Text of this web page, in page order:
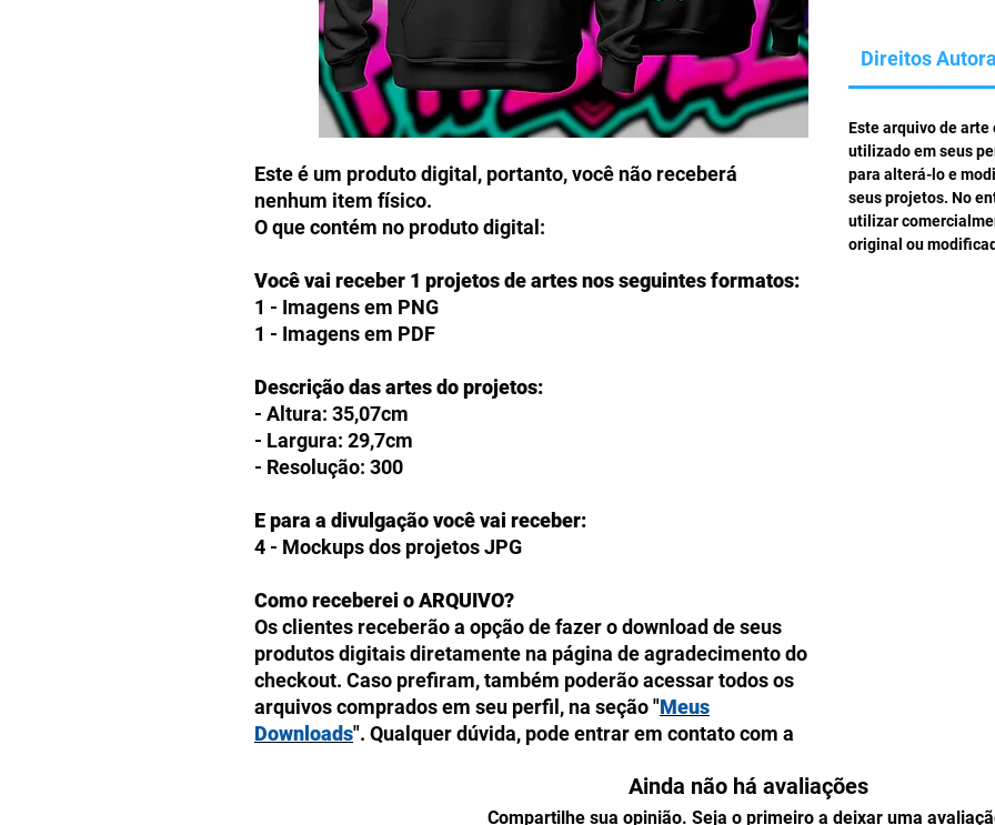
Este é um produto digital, portanto, você não receberá
nenhum item físico.
O que contém no produto digital:
Você vai receber 1 projetos de artes nos seguintes formatos:
1 - Imagens em PNG
1 - Imagens em PDF
Descrição das artes do projetos:
- Altura: 35,07cm
- Largura: 29,7cm
- Resolução: 300
E para a divulgação você vai receber:
4 - Mockups dos projetos JPG
Como receberei o ARQUIVO?
Os clientes receberão a opção de fazer o download de seus
produtos digitais diretamente na página de agradecimento do
checkout. Caso prefiram, também poderão acessar todos os
arquivos comprados em seu perfil, na seção "Meus
Downloads". Qualquer dúvida, pode entrar em contato com a
+55 (82) 98107-0821.
Direitos
Este arquivo de arte
utilizado em seus
para alterá-lo e
seus projetos. No
utilizar
original ou
Ainda não há avaliações
Compartilhe sua opinião. Seja o primeiro a deixar uma